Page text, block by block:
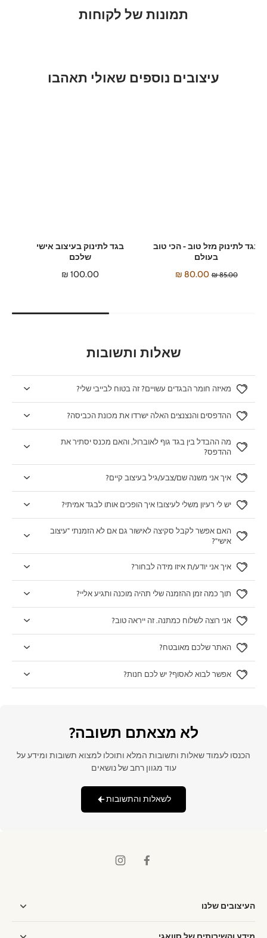
תמונות של לקוחות
עיצובים נוספים שאולי תאהבו
בגד לתינוק בעיצוב אישי
שלכם
100.00 ₪
בגד לתינוק מזל טוב - הכי טוב
בעולם
85.00 ₪
80.00 ₪
שאלות ותשובות
מאיזה חומר הבגדים עשויים? זה בטוח לבייבי שלי?
ההדפסים והנצנצים האלה ישרדו את מכונת הכביסה?
מה ההבדל בין בגד גוף לאוברול, והאם מכנס יסתיר את
ההדפס?
איך אני משנה שם/צבע/גיל בעיצוב קיים?
יש לי רעיון משלי לעיצוב! איך הופכים אותו לבגד אמיתי?
האם אפשר לקבל סקיצה לאישור גם אם לא הזמנתי "עיצוב
אישי"?
איך אני יודע/ת איזו מידה לבחור?
תוך כמה זמן ההזמנה שלי תהיה מוכנה ותגיע אליי?
אני רוצה לשלוח כמתנה. זה ייראה טוב?
האתר שלכם מאובטח?
אפשר לבוא לאסוף? יש לכם חנות?
לא מצאתם תשובה?
הכנסו לעמוד שאלות ותשובות המלא ותוכלו למצוא תשובות ומידע על
עוד מגוון רחב של נושאים
לשאלות והתשובות
העיצובים שלנו